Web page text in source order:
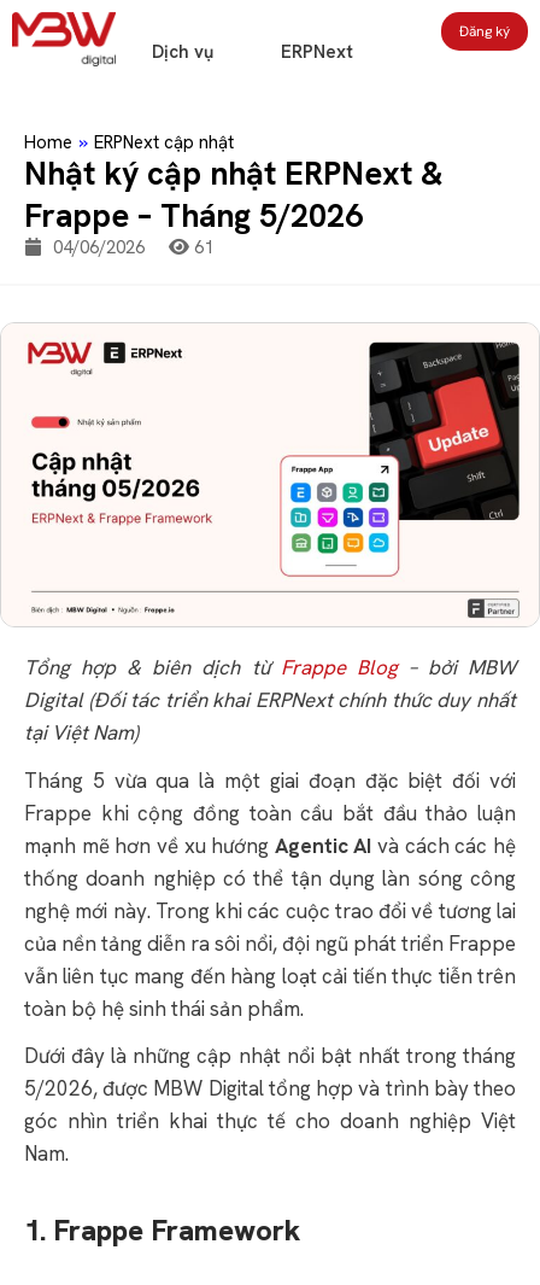
Dịch vụ ERPNext
Đăng ký
Home » ERPNext cập nhật
Nhật ký cập nhật ERPNext &
Frappe – Tháng 5/2026
04/06/2026 61
Tổng hợp & biên dịch từ Frappe Blog– bởi MBW
Digital (Đối tác triển khai ERPNext chính thức duy nhất
tại Việt Nam)
Tháng 5 vừa qua là một giai đoạn đặc biệt đối với
Frappe khi cộng đồng toàn cầu bắt đầu thảo luận
mạnh mẽ hơn về xu hướng Agentic AI và cách các hệ
thống doanh nghiệp có thể tận dụng làn sóng công
nghệ mới này. Trong khi các cuộc trao đổi về tương lai
của nền tảng diễn ra sôi nổi, đội ngũ phát triển Frappe
vẫn liên tục mang đến hàng loạt cải tiến thực tiễn trên
toàn bộ hệ sinh thái sản phẩm.
Dưới đây là những cập nhật nổi bật nhất trong tháng
5/2026, được MBW Digital tổng hợp và trình bày theo
góc nhìn triển khai thực tế cho doanh nghiệp Việt
Nam.
1. Frappe Framework